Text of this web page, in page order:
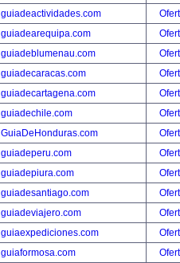
guiadeactividades.com
guiadearequipa.com
guiadeblumenau.com
guiadecaracas.com
guiadecartagena.com
guiadechile.com
GuiaDeHonduras.com
guiadeperu.com
guiadepiura.com
guiadesantiago.com
guiadeviajero.com
guiaexpediciones.com
guiaformosa.com